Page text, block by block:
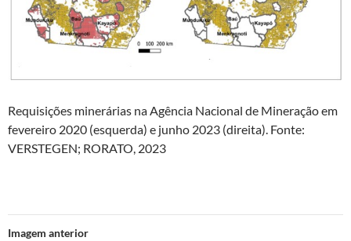
Requisições minerárias na Agência Nacional de Mineração em
fevereiro 2020 (esquerda) e junho 2023 (direita). Fonte:
VERSTEGEN; RORATO, 2023
Imagem anterior